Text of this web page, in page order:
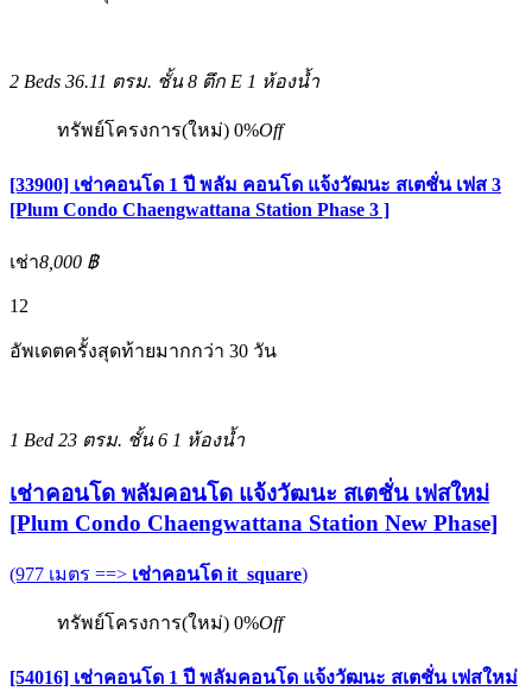
2 Beds 36.11 ตรม. ชั้น 8 ตึก E 1 ห้องน้ำ
ทรัพย์โครงการ(ใหม่) 0%Off
[33900] เช่าคอนโด 1 ปี พลัม คอนโด แจ้งวัฒนะ สเตชั่น เฟส 3
[Plum Condo Chaengwattana Station Phase 3 ]
เช่า8,000 ฿
12
อัพเดตครั้งสุดท้ายมากกว่า 30 วัน
1 Bed 23 ตรม. ชั้น 6 1 ห้องน้ำ
เช่าคอนโด พลัมคอนโด แจ้งวัฒนะ สเตชั่น เฟสใหม่
[Plum Condo Chaengwattana Station New Phase]
(977 เมตร ==> เช่าคอนโด it_square)
ทรัพย์โครงการ(ใหม่) 0%Off
[54016] เช่าคอนโด 1 ปี พลัมคอนโด แจ้งวัฒนะ สเตชั่น เฟสใหม่